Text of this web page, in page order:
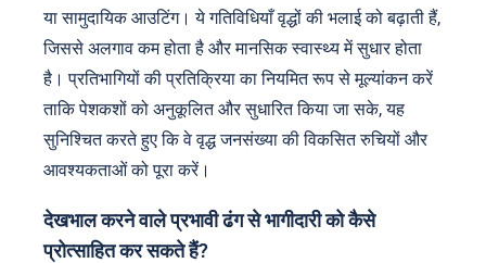
या सामुदायिक आउटिंग। ये गतिविधियाँ वृद्धों की भलाई को बढ़ाती हैं,
जिससे अलगाव कम होता है और मानसिक स्वास्थ्य में सुधार होता
है। प्रतिभागियों की प्रतिक्रिया का नियमित रूप से मूल्यांकन करें
ताकि पेशकशों को अनुकूलित और सुधारित किया जा सके, यह
सुनिश्चित करते हुए कि वे वृद्ध जनसंख्या की विकसित रुचियों और
आवश्यकताओं को पूरा करें।
देखभाल करने वाले प्रभावी ढंग से भागीदारी को कैसे
प्रोत्साहित कर सकते हैं?